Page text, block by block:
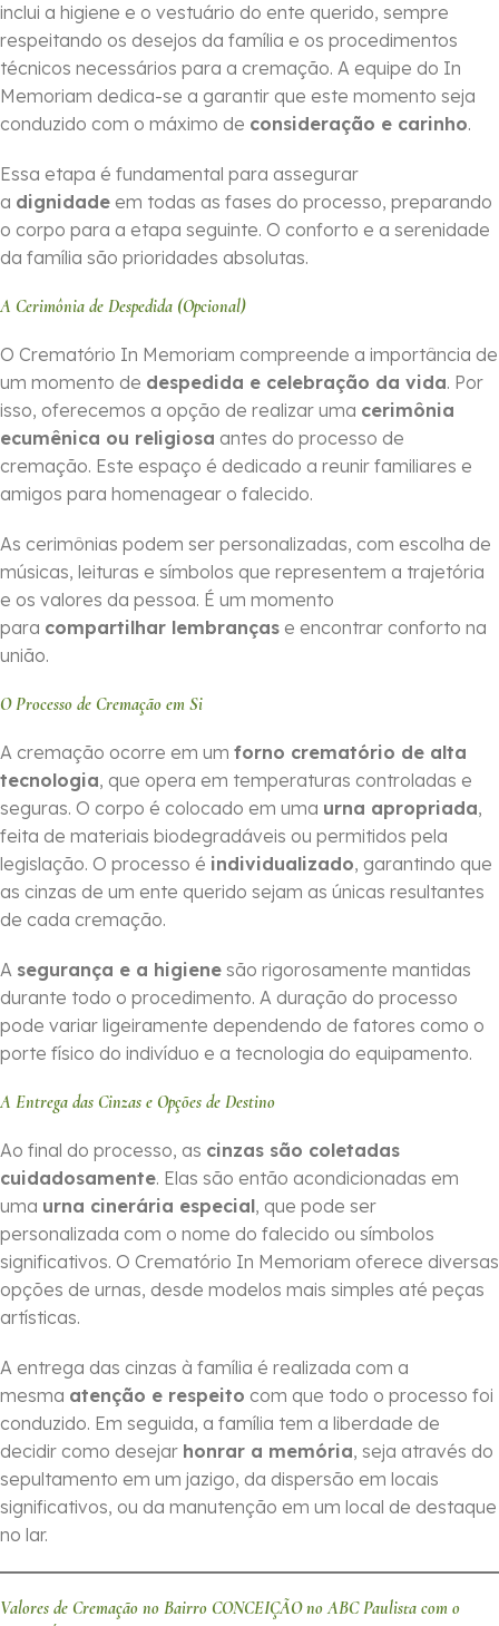
inclui a higiene e o vestuário do ente querido, sempre
respeitando os desejos da família e os procedimentos
técnicos necessários para a cremação. A equipe do In
Memoriam dedica-se a garantir que este momento seja
conduzido com o máximo de consideração e carinho.
Essa etapa é fundamental para assegurar
a dignidade em todas as fases do processo, preparando
o corpo para a etapa seguinte. O conforto e a serenidade
da família são prioridades absolutas.
A Cerimônia de Despedida (Opcional)
O Crematório In Memoriam compreende a importância de
um momento de despedida e celebração da vida. Por
isso, oferecemos a opção de realizar uma cerimônia
ecumênica ou religiosa antes do processo de
cremação. Este espaço é dedicado a reunir familiares e
amigos para homenagear o falecido.
As cerimônias podem ser personalizadas, com escolha de
músicas, leituras e símbolos que representem a trajetória
e os valores da pessoa. É um momento
para compartilhar lembranças e encontrar conforto na
união.
O Processo de Cremação em Si
A cremação ocorre em um forno crematório de alta
tecnologia, que opera em temperaturas controladas e
seguras. O corpo é colocado em uma urna apropriada,
feita de materiais biodegradáveis ou permitidos pela
legislação. O processo é individualizado, garantindo que
as cinzas de um ente querido sejam as únicas resultantes
de cada cremação.
A segurança e a higiene são rigorosamente mantidas
durante todo o procedimento. A duração do processo
pode variar ligeiramente dependendo de fatores como o
porte físico do indivíduo e a tecnologia do equipamento.
A Entrega das Cinzas e Opções de Destino
Ao final do processo, as cinzas são coletadas
cuidadosamente. Elas são então acondicionadas em
uma urna cinerária especial, que pode ser
personalizada com o nome do falecido ou símbolos
significativos. O Crematório In Memoriam oferece diversas
opções de urnas, desde modelos mais simples até peças
artísticas.
A entrega das cinzas à família é realizada com a
mesma atenção e respeito com que todo o processo foi
conduzido. Em seguida, a família tem a liberdade de
decidir como desejar honrar a memória, seja através do
sepultamento em um jazigo, da dispersão em locais
significativos, ou da manutenção em um local de destaque
no lar.
Valores de Cremação no Bairro CONCEIÇÃO no ABC Paulista com o